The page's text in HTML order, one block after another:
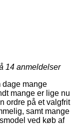
14 anmeldelser
dage mange
mange er lige nu
ordre på et valgfrit
samt mange
ved køb af